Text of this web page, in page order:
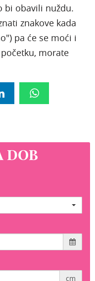
bi obavili nuždu.
znakove kada
pa će se moći i
morate
DOB
cm